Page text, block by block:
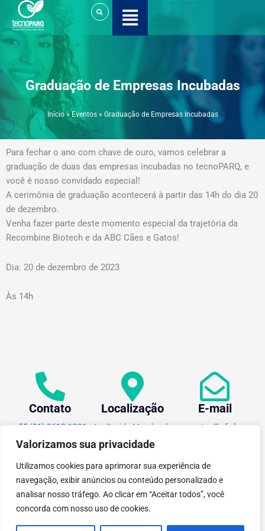
Valorizamos sua privacidade
Utilizamos cookies para aprimorar sua experiência de
navegação, exibir anúncios ou conteúdo personalizado e
analisar nosso tráfego. Ao clicar em “Aceitar todos”, você
concorda com nosso uso de cookies.
para
o
conteúdo
Graduação de Empresas Incubadas
Início»Eventos» Graduação de Empresas Incubadas
Para fechar o ano com chave de ouro, vamos celebrar a
graduação de duas das empresas incubadas no tecnoPARQ, e
você é nosso convidado especial!
A cerimônia de graduação acontecerá à partir das 14h do dia 20
de dezembro.
Venha fazer parte deste momento especial da trajetória da
Recombine Biotech e da ABC Cães e Gatos!
Dia: 20 de dezembro de 2023
Às 14h
Contato
+55 (31) 3612-1281
Localização
Av. Oraida Mendes de
Silvestre - 36576-400 ,
E-mail
centev@ufv.br